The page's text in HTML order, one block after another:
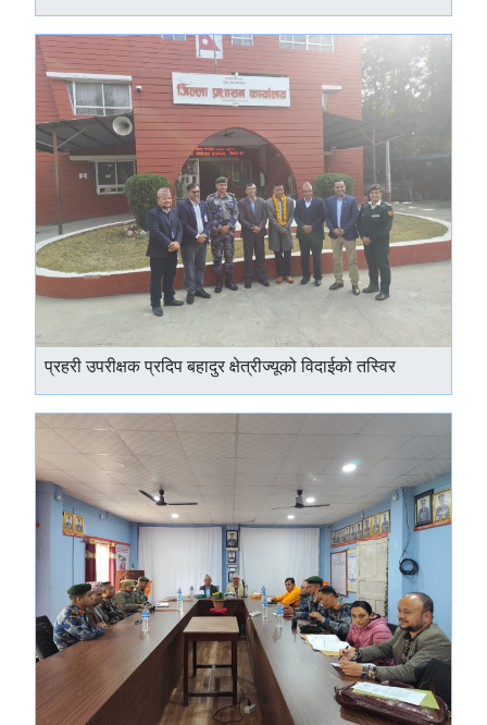
प्रहरी उपरीक्षक प्रदिप बहादुर क्षेत्रीज्यूको विदाईको तस्विर